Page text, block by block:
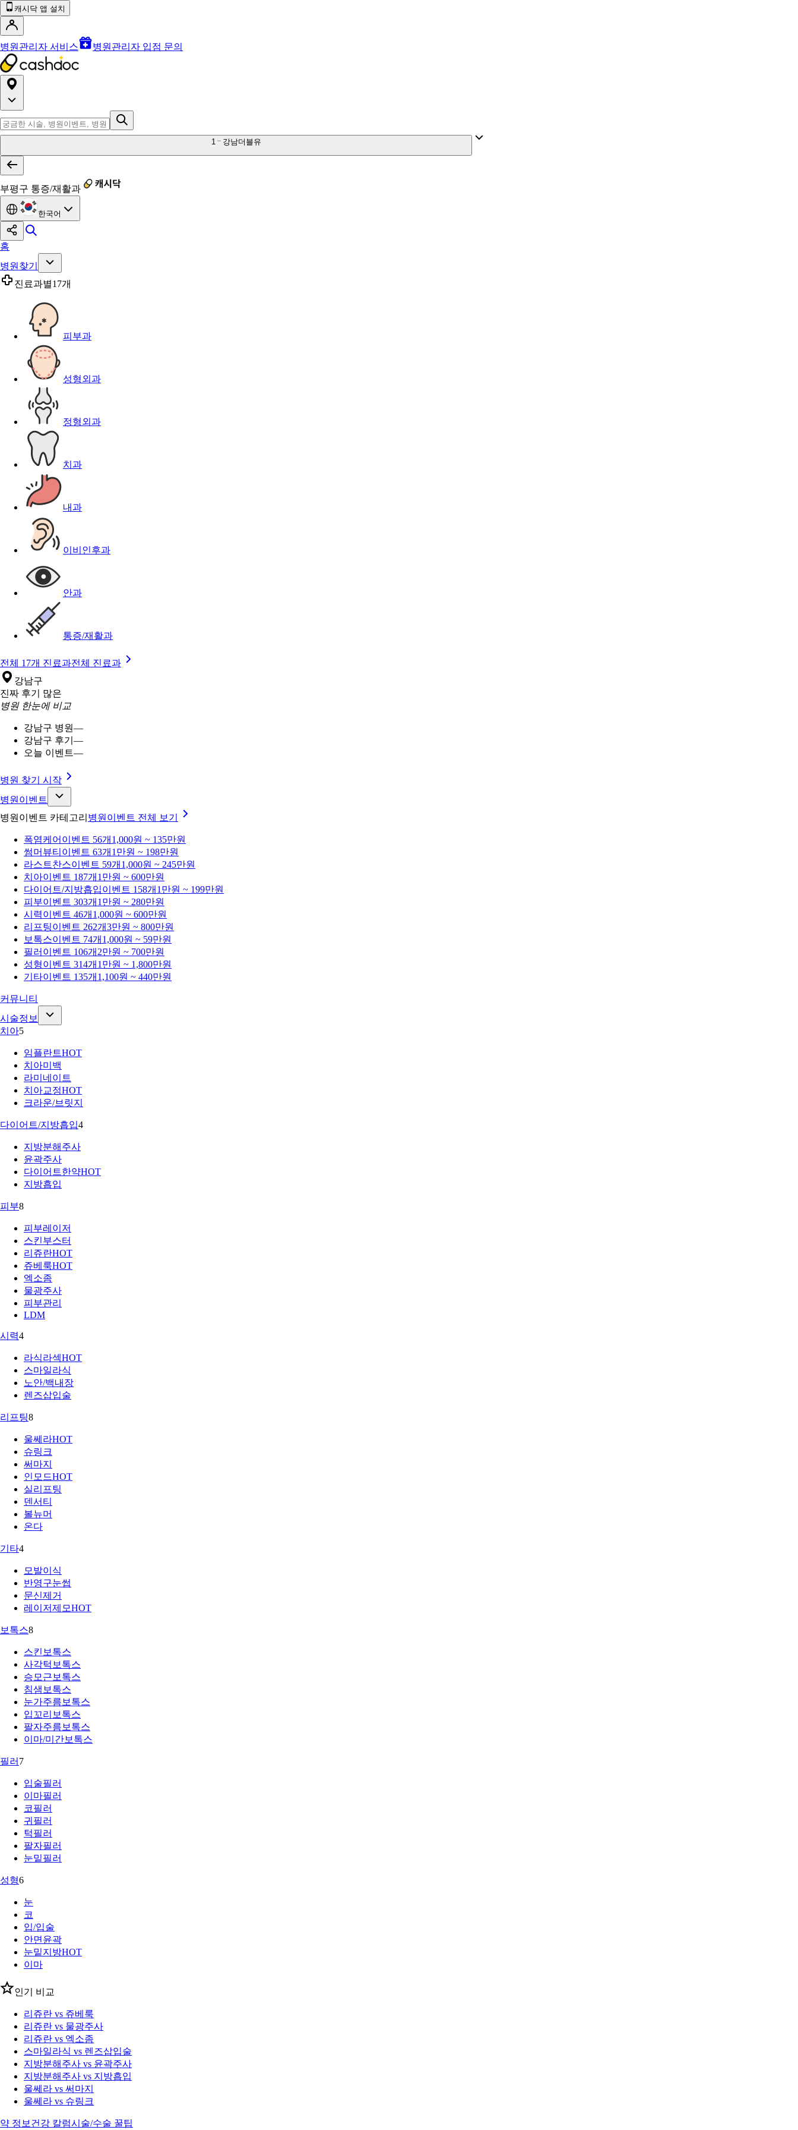
캐시닥 앱 설치
병원관리자 서비스 병원관리자 입점 문의
1 강남더블유
부평구 통증/재활과
한국어
홈
병원찾기
진료과별17개
피부과
성형외과
정형외과
치과
내과
이비인후과
안과
통증/재활과
전체 17개 진료과전체 진료과
강남구
진짜 후기 많은
병원 한눈에 비교
강남구 병원—
강남구 후기 —
오늘 이벤트—
병원 찾기 시작
병원이벤트
병원이벤트 카테고리 병원이벤트 전체 보기
폭염케어 이벤트 56개 1,000원 ~ 135만원
썸머뷰티 이벤트 63개 1만원 ~ 198만원
라스트찬스이벤트 59개 1,000원 ~ 245만원
치아이벤트 187개 1만원 ~ 600만원
다이어트/지방흡입이벤트 158개 1만원 ~ 199만원
피부이벤트 303개 1만원 ~ 280만원
시력이벤트 46개 1,000원 ~ 600만원
리프팅이벤트 262개3만원 ~ 800만원
보톡스이벤트 74개 1,000원 ~ 59만원
필러 이벤트 106개 2만원 ~ 700만원
성형이벤트 314개 1만원 ~ 1,800만원
기타이벤트 135개 1,100원 ~ 440만원
커뮤니티
시술정보
치아5
임플란트HOT
치아미백
라미네이트
치아교정HOT
크라운/브릿지
다이어트/지방흡입4
지방분해주사
윤곽주사
다이어트한약HOT
지방흡입
피부8
피부레이저
스킨부스터
리쥬란HOT
쥬베룩HOT
엑소좀
물광주사
피부관리
LDM
시력4
라식라섹HOT
스마일라식
노안/백내장
렌즈삽입술
리프팅8
울쎄라HOT
슈링크
써마지
인모드HOT
실리프팅
덴서티
볼뉴머
온다
기타4
모발이식
반영구눈썹
문신제거
레이저제모HOT
보톡스8
스킨보톡스
사각턱보톡스
승모근보톡스
침샘보톡스
눈가주름보톡스
입꼬리보톡스
팔자주름보톡스
이마/미간보톡스
필러 7
입술필러
이마필러
코필러
귀필러
턱필러
팔자필러
눈밑필러
성형6
눈
코
입/입술
안면윤곽
눈밑지방HOT
이마
인기 비교
리쥬란 vs 쥬베룩
리쥬란 vs 물광주사
리쥬란 vs 엑소좀
스마일라식 vs 렌즈삽입술
지방분해주사 vs 윤곽주사
지방분해주사 vs 지방흡입
울쎄라 vs 써마지
울쎄라 vs 슈링크
약 정보 건강 칼럼시술/수술 꿀팁